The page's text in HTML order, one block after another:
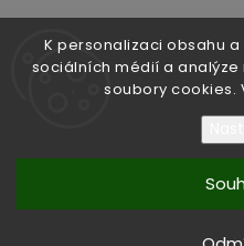
K personalizaci obsahu
sociálních médií a analýze
soubory cookies.